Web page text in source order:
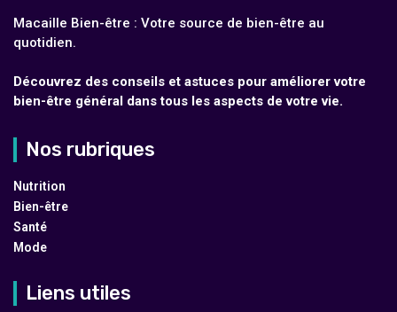
Macaille Bien-être : Votre source de bien-être au
quotidien.
Découvrez des conseils et astuces pour améliorer votre
bien-être général dans tous les aspects de votre vie.
Nos rubriques
Nutrition
Bien-être
Santé
Mode
Liens utiles